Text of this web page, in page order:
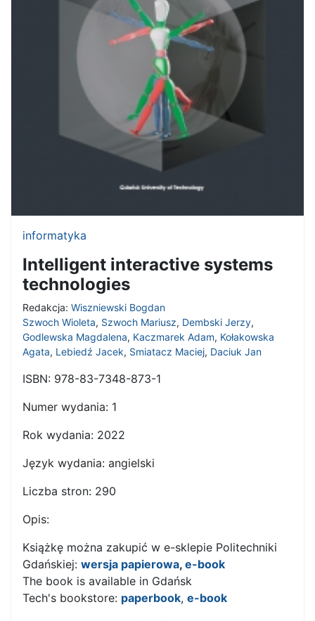
informatyka
Intelligent interactive systems
technologies
Redakcja: Wiszniewski Bogdan
Szwoch Wioleta, Szwoch Mariusz, Dembski Jerzy,
Godlewska Magdalena, Kaczmarek Adam, Kołakowska
Agata, Lebiedź Jacek, Smiatacz Maciej, Daciuk Jan
ISBN: 978-83-7348-873-1
Numer wydania: 1
Rok wydania: 2022
Język wydania: angielski
Liczba stron: 290
Opis:
Książkę można zakupić w e-sklepie Politechniki
Gdańskiej: wersja papierowa, e-book
The book is available in Gdańsk
Tech's bookstore: paperbook, e-book